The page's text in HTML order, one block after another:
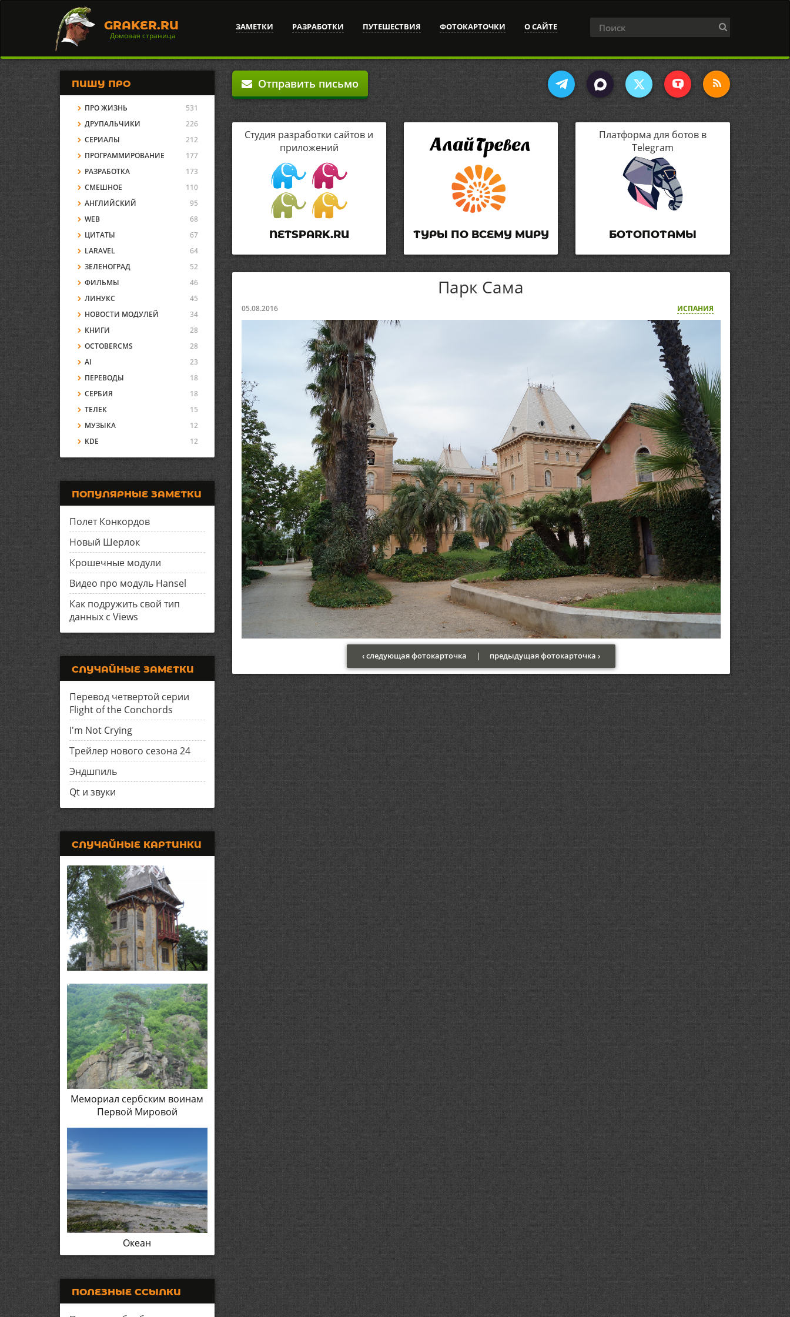
GRAKER.RU
Домовая страница
ЗАМЕТКИ РАЗРАБОТКИ ПУТЕШЕСТВИЯ ФОТОКАРТОЧКИ О САЙТЕ
Отправить письмо
Студия разработки сайтов и
приложений
NETSPARK.RU ТУРЫ ПО ВСЕМУ МИРУ
Платформа для ботов в
Telegram
БОТОПОТАМЫ
Парк Сама
05.08.2016 ИСПАНИЯ
‹ следующая фотокарточка | предыдущая фотокарточка ›
ПИШУ ПРО
ПРО ЖИЗНЬ
531
ДРУПАЛЬЧИКИ
226
СЕРИАЛЫ
212
ПРОГРАММИРОВАНИЕ
177
РАЗРАБОТКА
173
СМЕШНОЕ
110
АНГЛИЙСКИЙ
95
WEB
68
ЦИТАТЫ
67
LARAVEL
64
ЗЕЛЕНОГРАД
52
ФИЛЬМЫ
46
ЛИНУКС
45
НОВОСТИ МОДУЛЕЙ
34
КНИГИ
28
OCTOBERCMS
28
AI
23
ПЕРЕВОДЫ
18
СЕРБИЯ
18
ТЕЛЕК
15
МУЗЫКА
12
KDE
12
ПОПУЛЯРНЫЕ ЗАМЕТКИ
Полет Конкордов
Новый Шерлок
Крошечные модули
Видео про модуль Hansel
Как подружить свой тип
данных с Views
СЛУЧАЙНЫЕ ЗАМЕТКИ
Перевод четвертой серии
Flight of the Conchords
I'm Not Crying
Трейлер нового сезона 24
Эндшпиль
Qt и звуки
СЛУЧАЙНЫЕ КАРТИНКИ
Мемориал сербским воинам
Первой Мировой
Океан
ПОЛЕЗНЫЕ ССЫЛКИ